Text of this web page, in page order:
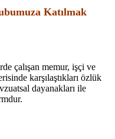
Katılmak
çalışan memur, işçi ve
karşılaştıkları özlük
dayanakları ile